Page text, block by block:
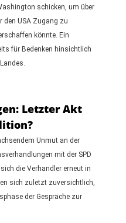
schicken, um über
den USA Zugang zu
könnte. Ein
für Bedenken hinsichtlich
Letzter Akt
Unmut an der
mit der SPD
die Verhandler erneut in
sich zuletzt zuversichtlich,
der Gespräche zur